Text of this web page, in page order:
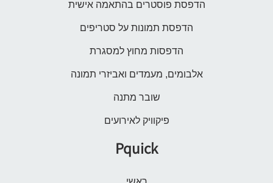
הדפסת פוסטרים בהתאמה אישית
הדפסת תמונות על סטריפים
הדפסות מחוץ למסגרת
אלבומים, מעמדים ואביזרי תמונה
שובר מתנה
פיקוויק לאירועים
Pquick